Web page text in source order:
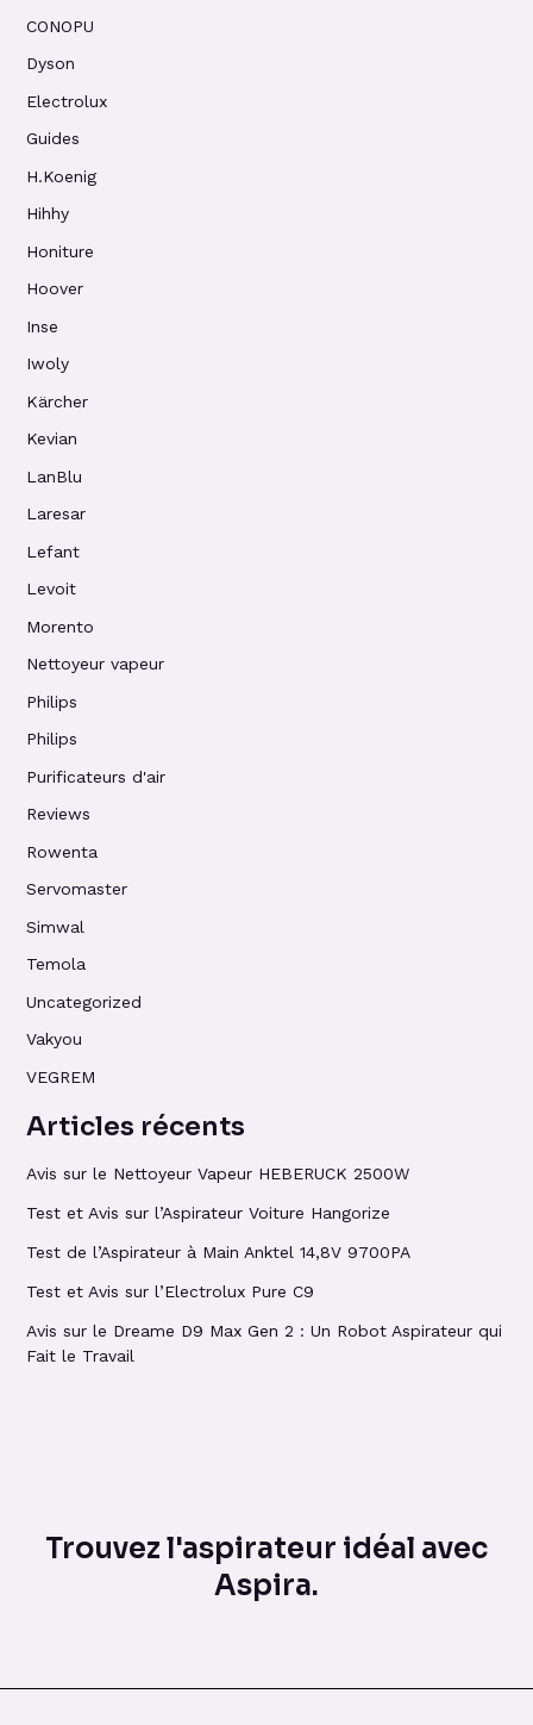
CONOPU
Dyson
Electrolux
Guides
H.Koenig
Hihhy
Honiture
Hoover
Inse
Iwoly
Kärcher
Kevian
LanBlu
Laresar
Lefant
Levoit
Morento
Nettoyeur vapeur
Philips
Philips
Purificateurs d'air
Reviews
Rowenta
Servomaster
Simwal
Temola
Uncategorized
Vakyou
VEGREM
Articles récents
Avis sur le Nettoyeur Vapeur HEBERUCK 2500W
Test et Avis sur l’Aspirateur Voiture Hangorize
Test de l’Aspirateur à Main Anktel 14,8V 9700PA
Test et Avis sur l’Electrolux Pure C9
Avis sur le Dreame D9 Max Gen 2 : Un Robot Aspirateur qui
Fait le Travail
Trouvez l'aspirateur idéal avec
Aspira.